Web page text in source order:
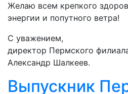
Желаю всем крепкого
энергии и попутного ветра!
С уважением,
директор Пермского
Александр Шалкеев.
Выпускник